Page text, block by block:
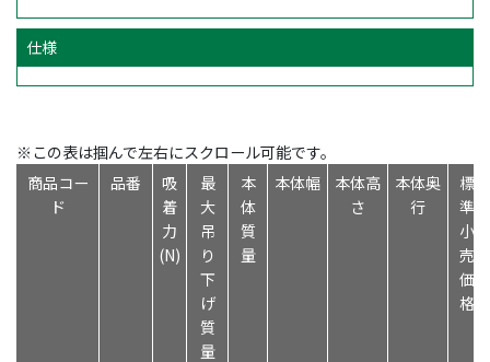
仕様
※この表は掴んで左右にスクロール可能です。
商品コー
ド
品番
吸
着
力
(N)
最
大
吊
り
下
げ
質
量
本
体
質
量
本体幅
本体高
さ
本体奥
行
標
準
小
売
価
格